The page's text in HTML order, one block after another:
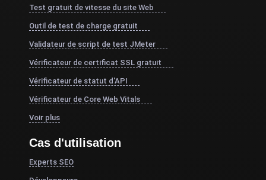
Test gratuit de vitesse du site Web
Outil de test de charge gratuit
Validateur de script de test JMeter
Vérificateur de certificat SSL gratuit
Vérificateur de statut d'API
Vérificateur de Core Web Vitals
Voir plus
Cas d'utilisation
Experts SEO